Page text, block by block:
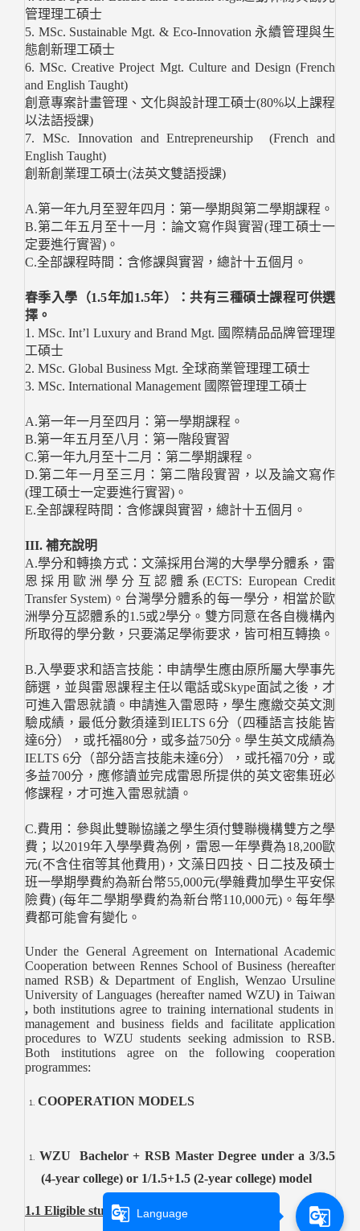
管理理工碩士
5. MSc. Sustainable Mgt. & Eco-Innovation 永續管理與生
態創新理工碩士
6. MSc. Creative Project Mgt. Culture and Design (French
and English Taught)
創意專案計畫管理、文化與設計理工碩士(80%以上課程
以法語授課)
7. MSc. Innovation and Entrepreneurship (French and
English Taught)
創新創業理工碩士(法英文雙語授課)
A.第一年九月至翌年四月：第一學期與第二學期課程。
B.第二年五月至十一月：論文寫作與實習(理工碩士一
定要進行實習)。
C.全部課程時間：含修課與實習，總計十五個月。
春季入學（1.5年加1.5年）：共有三種碩士課程可供選
擇。
1. MSc. Int’l Luxury and Brand Mgt. 國際精品品牌管理理
工碩士
2. MSc. Global Business Mgt. 全球商業管理理工碩士
3. MSc. International Management 國際管理理工碩士
A.第一年一月至四月：第一學期課程。
B.第一年五月至八月：第一階段實習
C.第一年九月至十二月：第二學期課程。
D.第二年一月至三月：第二階段實習，以及論文寫作
(理工碩士一定要進行實習)。
E.全部課程時間：含修課與實習，總計十五個月。
III. 補充說明
A.學分和轉換方式：文藻採用台灣的大學學分體系，雷
恩採用歐洲學分互認體系(ECTS: European Credit
Transfer System)。台灣學分體系的每一學分，相當於歐
洲學分互認體系的1.5或2學分。雙方同意在各自機構內
所取得的學分數，只要滿足學術要求，皆可相互轉換。
B.入學要求和語言技能：申請學生應由原所屬大學事先
篩選，並與雷恩課程主任以電話或Skype面試之後，才
可進入雷恩就讀。申請進入雷恩時，學生應繳交英文測
驗成績，最低分數須達到IELTS 6分（四種語言技能皆
達6分），或托福80分，或多益750分。學生英文成績為
IELTS 6分（部分語言技能未達6分），或托福70分，或
多益700分，應修讀並完成雷恩所提供的英文密集班必
修課程，才可進入雷恩就讀。
C.費用：參與此雙聯協議之學生須付雙聯機構雙方之學
費；以2019年入學學費為例，雷恩一年學費為18,200歐
元(不含住宿等其他費用)，文藻日四技、日二技及碩士
班一學期學費約為新台幣55,000元(學雜費加學生平安保
險費) (每年二學期學費約為新台幣110,000元)。每年學
費都可能會有變化。
Under the General Agreement on International Academic
Cooperation between Rennes School of Business (hereafter
named RSB) & Department of English, Wenzao Ursuline
University of Languages (hereafter named WZU) in Taiwan
,both institutions agree to training international students in
management and business fields and facilitate application
procedures to WZU students seeking admission to RSB.
Both institutions agree on the following cooperation
programmes:
COOPERATION MODELS
WZU Bachelor + RSB Master Degree under a 3/3.5
(4-year college) or 1/1.5+1.5 (2-year college) model
1.1 Eligible students
g_translate
Language
g_translate